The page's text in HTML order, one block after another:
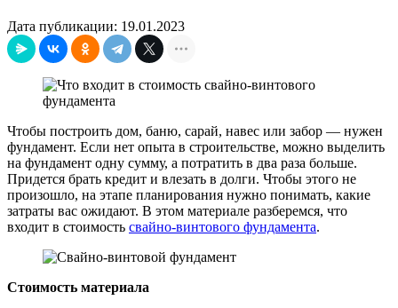
Дата публикации: 19.01.2023
Чтобы построить дом, баню, сарай, навес или забор — нужен
фундамент. Если нет опыта в строительстве, можно выделить
на фундамент одну сумму, а потратить в два раза больше.
Придется брать кредит и влезать в долги. Чтобы этого не
произошло, на этапе планирования нужно понимать, какие
затраты вас ожидают. В этом материале разберемся, что
входит в стоимость свайно-винтового фундамента.
Стоимость материала